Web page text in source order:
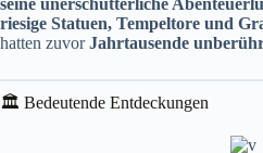
riesige Statuen, Tempeltore und
hatten zuvorJahrtausende
🏛️ Bedeutende Entdeckungen